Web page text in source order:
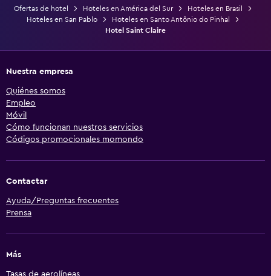
Ofertas de hotel Hoteles en América del Sur
Hoteles en Brasil
Hoteles en San Pablo
Hoteles en Santo Antônio do Pinhal
Hotel Saint Claire
Nuestra empresa
Quiénes somos
Empleo
Móvil
Cómo funcionan nuestros servicios
Códigos promocionales momondo
Contactar
Ayuda/Preguntas frecuentes
Prensa
Más
Tasas de aerolíneas